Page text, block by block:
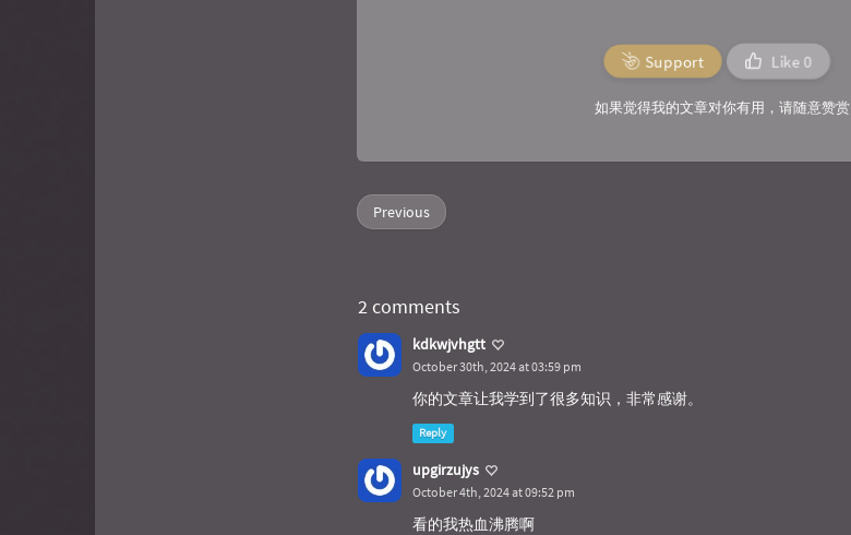
Support Like 0
如果觉得我的文章对你有用，请随意赞赏
Previous
2 comments
kdkwjvhgtt
October 30th, 2024 at 03:59 pm
你的文章让我学到了很多知识，非常感谢。
Reply
upgirzujys
October 4th, 2024 at 09:52 pm
看的我热血沸腾啊